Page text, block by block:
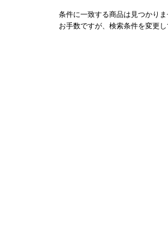
条件に一致する商品は見つかりま
お手数ですが、検索条件を変更し